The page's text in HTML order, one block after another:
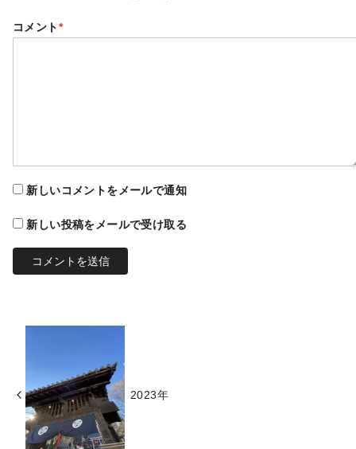
コメント*
新しいコメントをメールで通知
新しい投稿をメールで受け取る
2023年